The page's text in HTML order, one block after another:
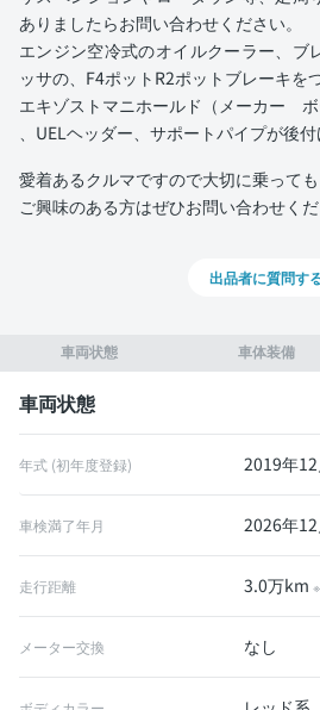
車両状態 車体装備
車両状態
年式 (初年度登録) 2019年12
車検満了年月 2026年12
走行距離 3.0万km
メーター交換 なし
ありましたらお問い合わせください。
エンジン空冷式のオイルクーラー、ブ
ッサの、F4ポットR2ポットブレーキを
エキゾストマニホールド（メーカー ボ
、UELヘッダー、サポートパイプが後付
愛着あるクルマですので大切に乗っても
ご興味のある方はぜひお問い合わせくだ
出品者に質問す